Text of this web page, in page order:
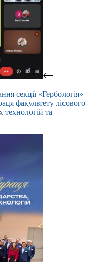
секції «Гербологія»
факультету лісового
технологій та